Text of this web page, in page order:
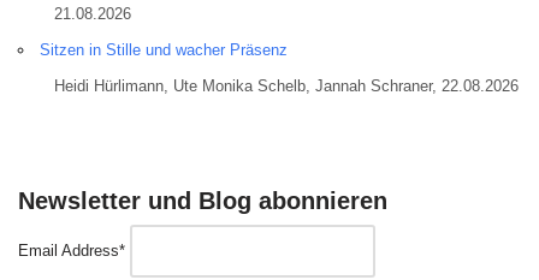
21.08.2026
Sitzen in Stille und wacher Präsenz
Heidi Hürlimann, Ute Monika Schelb, Jannah Schraner, 22.08.2026
Newsletter und Blog abonnieren
Email Address*